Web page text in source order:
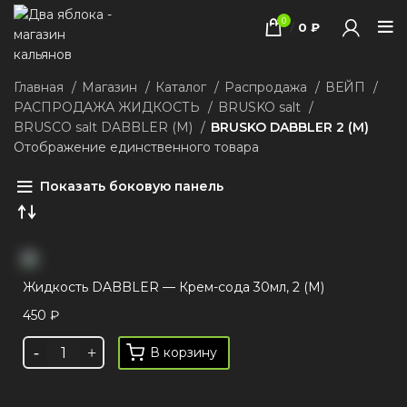
0 / 0 ₽
Главная Магазин Каталог Распродажа
ВЕЙП
РАСПРОДАЖА ЖИДКОСТЬ
BRUSKO salt
BRUSCO salt DABBLER (М)
BRUSKO DABBLER 2 (М)
Отображение единственного товара
Показать боковую панель
Жидкость DABBLER — Крем-сода 30мл, 2 (М)
450 ₽
В корзину